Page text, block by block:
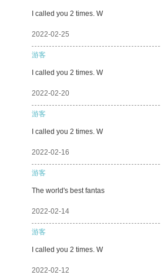
I called you 2 times. W
2022-02-25
游客
I called you 2 times. W
2022-02-20
游客
I called you 2 times. W
2022-02-16
游客
The world's best fantas
2022-02-14
游客
I called you 2 times. W
2022-02-12